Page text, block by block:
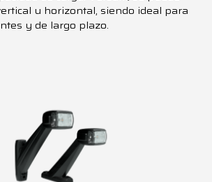
u horizontal, siendo ideal para
y de largo plazo.